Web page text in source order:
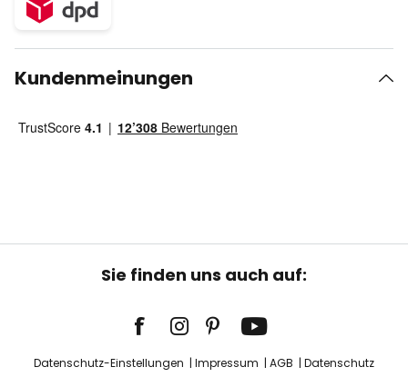
Kundenmeinungen
Sie finden uns auch auf:
Datenschutz-Einstellungen Impressum AGB Datenschutz